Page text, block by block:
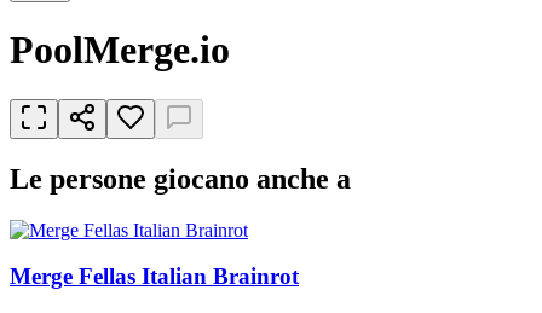
PoolMerge.io
Le persone giocano anche a
Merge Fellas Italian Brainrot